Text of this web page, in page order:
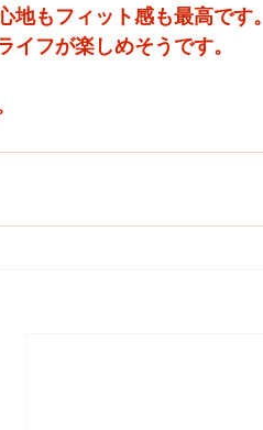
地もフィット感も最高です。
イフが楽しめそうです。